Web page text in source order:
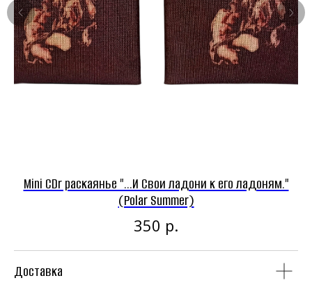
Mini CDr раскаянье "...И Свои ладони к его ладоням."
(Polar Summer)
350 р.
Доставка
Аудиокассеты
Панк-рок магазин